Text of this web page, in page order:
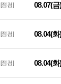
[점검] 08.07(
[점검] 08.04(
[점검] 08.04(